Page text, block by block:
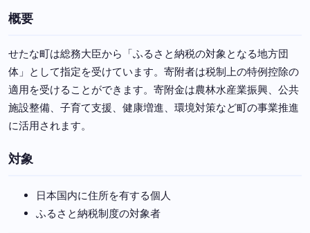
概要
せたな町は総務大臣から「ふるさと納税の対象となる地方団
体」として指定を受けています。寄附者は税制上の特例控除の
適用を受けることができます。寄附金は農林水産業振興、公共
施設整備、子育て支援、健康増進、環境対策など町の事業推進
に活用されます。
対象
日本国内に住所を有する個人
ふるさと納税制度の対象者